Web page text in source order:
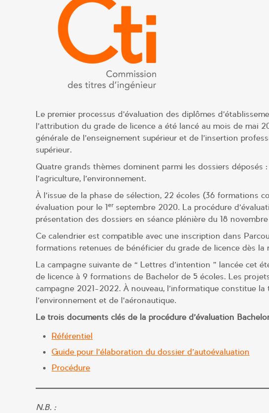
Le premier processus d’évaluation des diplômes
l’attribution du grade de licence a été lancé au mois de mai
générale de l’enseignement supérieur et de l’insertion
supérieur.
Quatre grands thèmes dominent parmi les dossiers
l’agriculture, l’environnement.
À l’issue de la phase de sélection, 22 écoles (36 formations
évaluation pour le 1er septembre 2020. La procédure
présentation des dossiers en séance plénière du 18
Ce calendrier est compatible avec une inscription dans
formations retenues de bénéficier du grade de licence dès la
La campagne suivante de « Lettres d’intention » lancée cet
de licence à 9 formations de Bachelor de 5 écoles. Les
campagne 2021-2022. À nouveau, l’informatique constitue
l’environnement et de l’aéronautique.
Le trois documents clés de la procédure d’évaluation
Référentiel
Guide pour l’élaboration du dossier d’autoévaluation
Procédure
N.B. :